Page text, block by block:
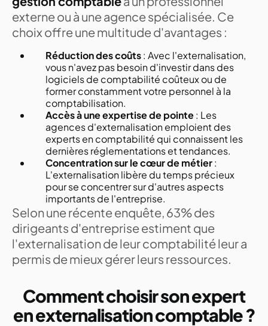
externe ou à une agence spécialisée. Ce
choix offre une multitude d'avantages :
Réduction des coûts: Avec l'externalisation,
vous n'avez pas besoin d'investir dans des
logiciels de comptabilité coûteux ou de
former constamment votre personnel à la
comptabilisation.
Accès à une expertise de pointe: Les
agences d'externalisation emploient des
experts en comptabilité qui connaissent les
dernières réglementations et tendances.
Concentration sur le cœur de métier:
L'externalisation libère du temps précieux
pour se concentrer sur d'autres aspects
importants de l'entreprise.
Selon une récente enquête, 63% des
dirigeants d'entreprise estiment que
l'externalisation de leur comptabilité leur a
permis de mieux gérer leurs ressources.
Comment choisir son expert
en externalisation comptable ?